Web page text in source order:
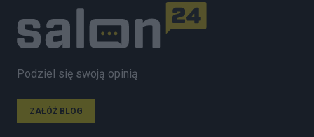
Podziel się swoją opinią
ZAŁÓŻ BLOG